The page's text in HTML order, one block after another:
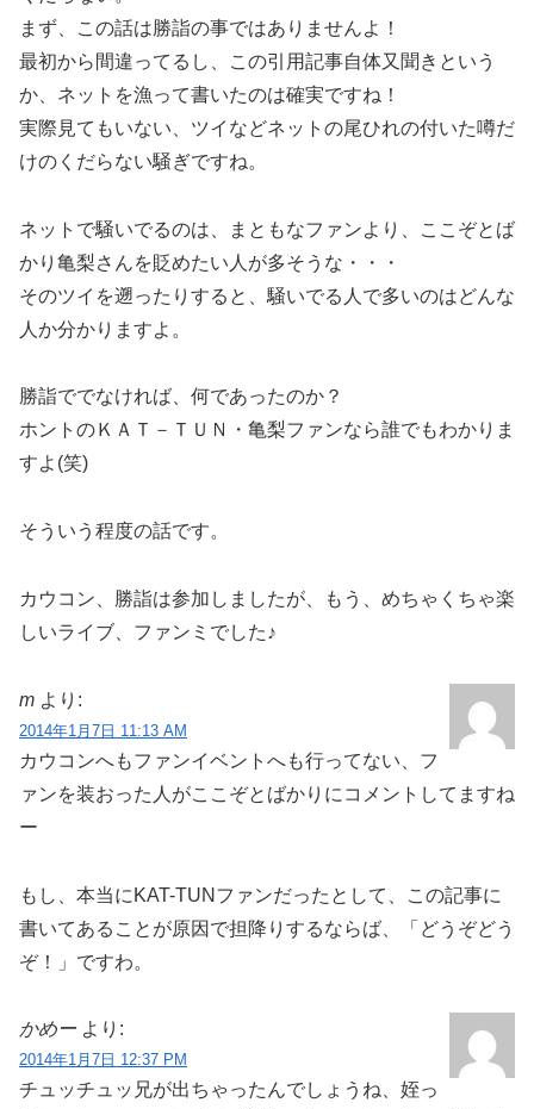
まず、この話は勝詣の事ではありませんよ！
最初から間違ってるし、この引用記事自体又聞きという
か、ネットを漁って書いたのは確実ですね！
実際見てもいない、ツイなどネットの尾ひれの付いた噂だ
けのくだらない騒ぎですね。
ネットで騒いでるのは、まともなファンより、ここぞとば
かり亀梨さんを貶めたい人が多そうな・・・
そのツイを遡ったりすると、騒いでる人で多いのはどんな
人か分かりますよ。
勝詣ででなければ、何であったのか？
ホントのＫＡＴ－ＴＵＮ・亀梨ファンなら誰でもわかりま
すよ(笑)
そういう程度の話です。
カウコン、勝詣は参加しましたが、もう、めちゃくちゃ楽
しいライブ、ファンミでした♪
m より:
2014年1月7日 11:13 AM
カウコンへもファンイベントへも行ってない、フ
ァンを装おった人がここぞとばかりにコメントしてますね
ー
もし、本当にKAT-TUNファンだったとして、この記事に
書いてあることが原因で担降りするならば、「どうぞどう
ぞ！」ですわ。
かめー より:
2014年1月7日 12:37 PM
チュッチュッ兄が出ちゃったんでしょうね、姪っ